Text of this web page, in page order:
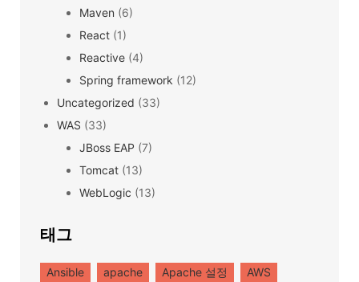
Maven (6)
React (1)
Reactive (4)
Spring framework (12)
Uncategorized (33)
WAS (33)
JBoss EAP (7)
Tomcat (13)
WebLogic (13)
태그
Ansible apache Apache 설정
AWS